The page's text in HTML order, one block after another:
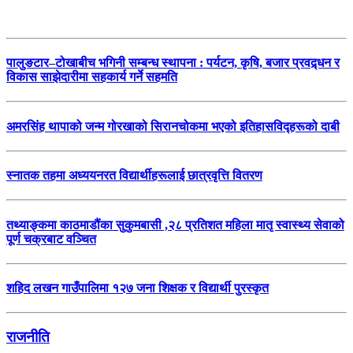
पालुङटार–टोखाबीच भगिनी सम्बन्ध स्थापना : पर्यटन, कृषि, बजार प्रवद्र्धन र
विकास साझेदारीमा सहकार्य गर्ने सहमति
अमरसिंह थापाको जन्म गोरखाको सिरानचोकमा भएको इतिहासविद्हरूको दाबी
स्नातक तहमा अध्ययनरत विद्यार्थीहरूलाई छात्रवृत्ति वितरण
तथ्याङ्कमा काठमाडौंका सुकुमबासी ,२८ प्रतिशत महिला मातृ स्वास्थ्य सेवाको
पूर्ण चक्रबाट वञ्चित
शहिद लखन गाउँपालिमा १२७ जना शिक्षक र विद्यार्थी पुरस्कृत
राजनीति